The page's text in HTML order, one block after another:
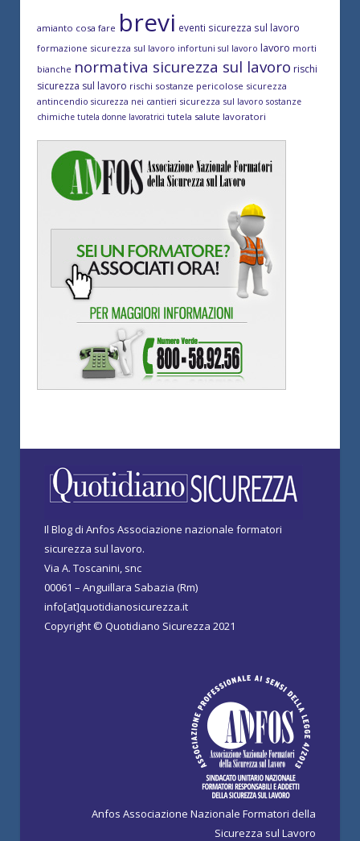
amianto cosa fare brevi eventi sicurezza sul lavoro
formazione sicurezza sul lavoro infortuni sul lavoro lavoro morti
bianche normativa sicurezza sul lavoro rischi
sicurezza sul lavoro rischi sostanze pericolose sicurezza
antincendio sicurezza nei cantieri sicurezza sul lavoro sostanze
chimiche tutela donne lavoratrici tutela salute lavoratori
Il Blog di Anfos Associazione nazionale formatori
sicurezza sul lavoro.
Via A. Toscanini, snc
00061 – Anguillara Sabazia (Rm)
info[at]quotidianosicurezza.it
Copyright © Quotidiano Sicurezza 2021
Anfos Associazione Nazionale Formatori della
Sicurezza sul Lavoro